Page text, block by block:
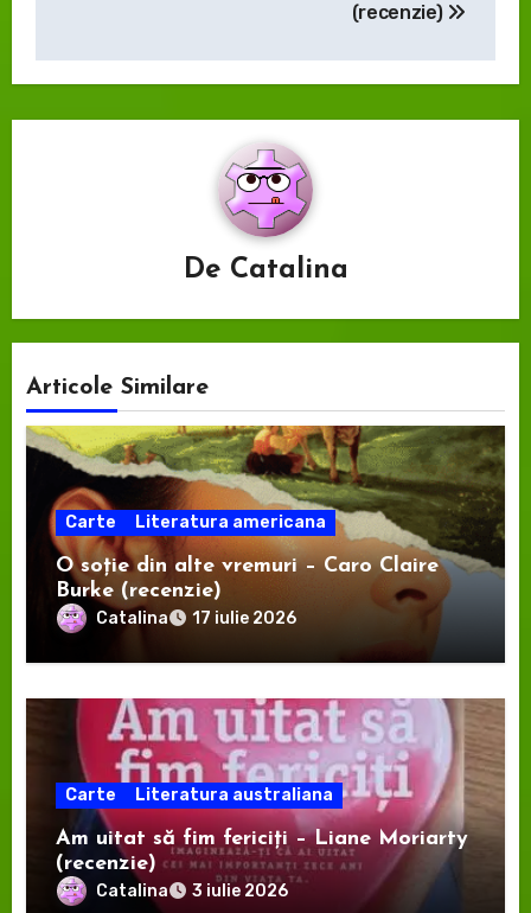
(recenzie)
De Catalina
Articole Similare
Carte Literatura americana
O soție din alte vremuri – Caro Claire
Burke (recenzie)
Catalina 17 iulie 2026
Carte Literatura australiana
Am uitat să fim fericiți – Liane Moriarty
(recenzie)
Catalina 3 iulie 2026